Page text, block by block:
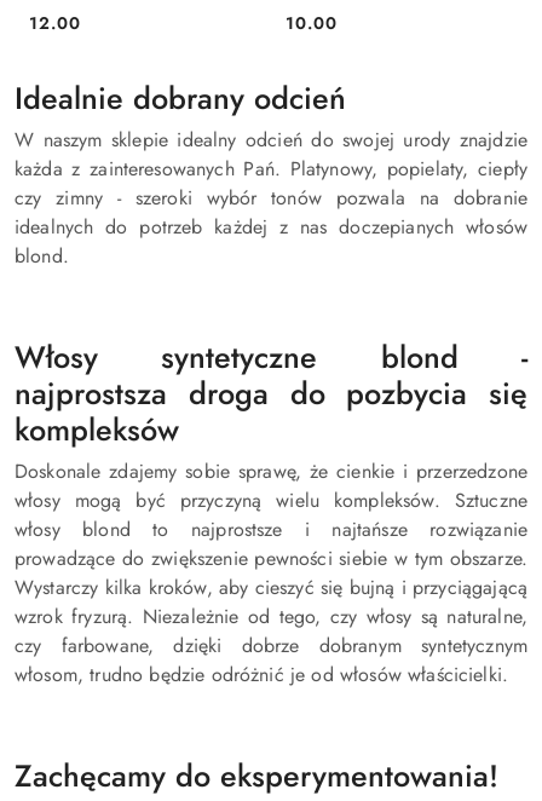
Cena:
12.00 Cena:
10.00
Idealnie dobrany odcień
W naszym sklepie idealny odcień do swojej urody znajdzie
każda z zainteresowanych Pań. Platynowy, popielaty, ciepły
czy zimny - szeroki wybór tonów pozwala na dobranie
idealnych do potrzeb każdej z nas doczepianych włosów
blond.
Włosy syntetyczne blond -
najprostsza droga do pozbycia się
kompleksów
Doskonale zdajemy sobie sprawę, że cienkie i przerzedzone
włosy mogą być przyczyną wielu kompleksów. Sztuczne
włosy blond to najprostsze i najtańsze rozwiązanie
prowadzące do zwiększenie pewności siebie w tym obszarze.
Wystarczy kilka kroków, aby cieszyć się bujną i przyciągającą
wzrok fryzurą. Niezależnie od tego, czy włosy są naturalne,
czy farbowane, dzięki dobrze dobranym syntetycznym
włosom, trudno będzie odróżnić je od włosów właścicielki.
Zachęcamy do eksperymentowania!